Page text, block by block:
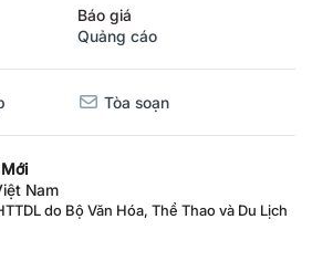
Báo giá
Quảng cáo
Tòa soạn
Nam
do Bộ Văn Hóa, Thể Thao và Du Lịch